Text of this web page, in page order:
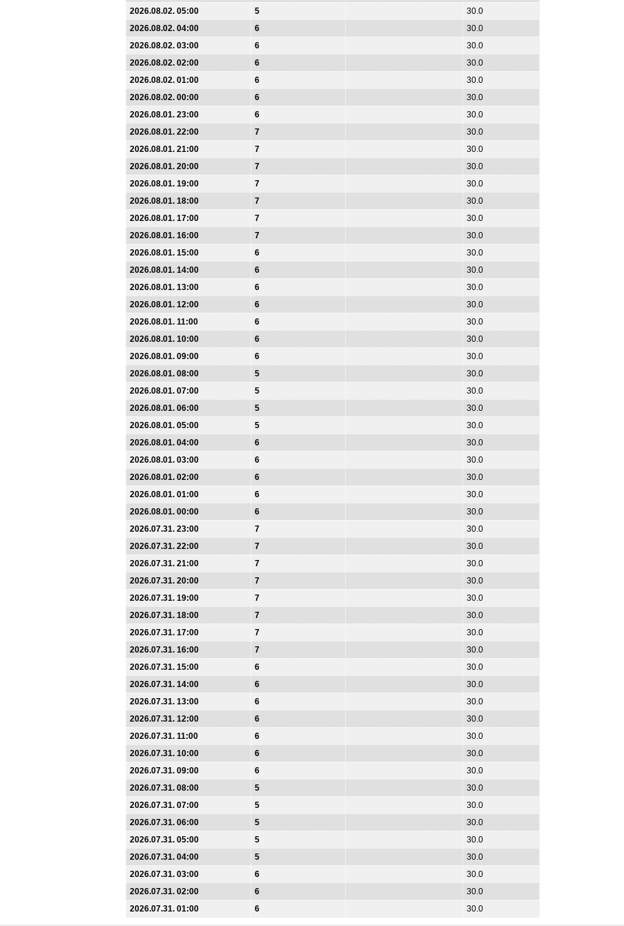
2026.08.02. 05:00
5
30.0
2026.08.02. 04:00
6
30.0
2026.08.02. 03:00
6
30.0
2026.08.02. 02:00
6
30.0
2026.08.02. 01:00
6
30.0
2026.08.02. 00:00
6
30.0
2026.08.01. 23:00
6
30.0
2026.08.01. 22:00
7
30.0
2026.08.01. 21:00
7
30.0
2026.08.01. 20:00
7
30.0
2026.08.01. 19:00
7
30.0
2026.08.01. 18:00
7
30.0
2026.08.01. 17:00
7
30.0
2026.08.01. 16:00
7
30.0
2026.08.01. 15:00
6
30.0
2026.08.01. 14:00
6
30.0
2026.08.01. 13:00
6
30.0
2026.08.01. 12:00
6
30.0
2026.08.01. 11:00
6
30.0
2026.08.01. 10:00
6
30.0
2026.08.01. 09:00
6
30.0
2026.08.01. 08:00
5
30.0
2026.08.01. 07:00
5
30.0
2026.08.01. 06:00
5
30.0
2026.08.01. 05:00
5
30.0
2026.08.01. 04:00
6
30.0
2026.08.01. 03:00
6
30.0
2026.08.01. 02:00
6
30.0
2026.08.01. 01:00
6
30.0
2026.08.01. 00:00
6
30.0
2026.07.31. 23:00
7
30.0
2026.07.31. 22:00
7
30.0
2026.07.31. 21:00
7
30.0
2026.07.31. 20:00
7
30.0
2026.07.31. 19:00
7
30.0
2026.07.31. 18:00
7
30.0
2026.07.31. 17:00
7
30.0
2026.07.31. 16:00
7
30.0
2026.07.31. 15:00
6
30.0
2026.07.31. 14:00
6
30.0
2026.07.31. 13:00
6
30.0
2026.07.31. 12:00
6
30.0
2026.07.31. 11:00
6
30.0
2026.07.31. 10:00
6
30.0
2026.07.31. 09:00
6
30.0
2026.07.31. 08:00
5
30.0
2026.07.31. 07:00
5
30.0
2026.07.31. 06:00
5
30.0
2026.07.31. 05:00
5
30.0
2026.07.31. 04:00
5
30.0
2026.07.31. 03:00
6
30.0
2026.07.31. 02:00
6
30.0
2026.07.31. 01:00
6 30.0